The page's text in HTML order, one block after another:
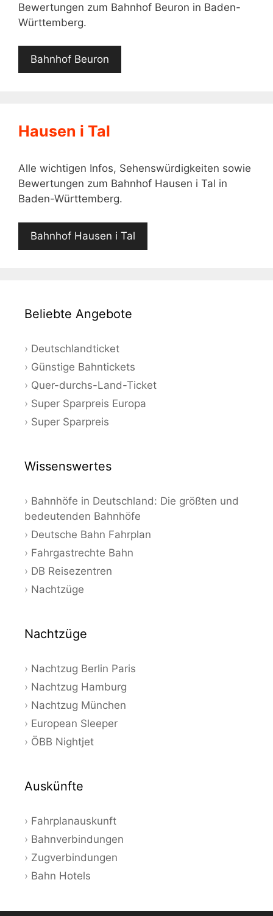
Bewertungen zum Bahnhof Beuron in Baden-
Württemberg.
Bahnhof Beuron
Hausen i Tal
Alle wichtigen Infos, Sehenswürdigkeiten sowie
Bewertungen zum Bahnhof Hausen i Tal in
Baden-Württemberg.
Bahnhof Hausen i Tal
Beliebte Angebote
Deutschlandticket
Günstige Bahntickets
Quer-durchs-Land-Ticket
Super Sparpreis Europa
Super Sparpreis
Wissenswertes
Bahnhöfe in Deutschland: Die größten und
bedeutenden Bahnhöfe
Deutsche Bahn Fahrplan
Fahrgastrechte Bahn
DB Reisezentren
Nachtzüge
Nachtzüge
Nachtzug Berlin Paris
Nachtzug Hamburg
Nachtzug München
European Sleeper
ÖBB Nightjet
Auskünfte
Fahrplanauskunft
Bahnverbindungen
Zugverbindungen
Bahn Hotels